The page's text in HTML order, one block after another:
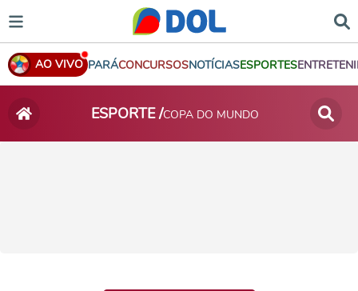
AO VIVO PARÁCONCURSOSNOTÍCIASESPORTES
ESPORTE /COPA DO MUNDO